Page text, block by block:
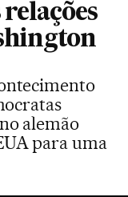
alemão
para uma